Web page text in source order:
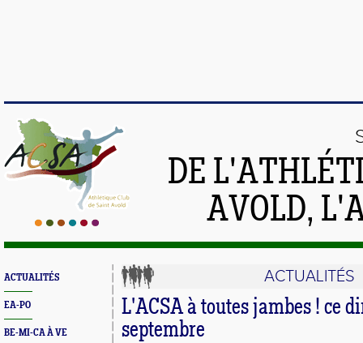
DE
AVOLD,
ACTUALITÉS
EA-PO
BE-MI-CA À VE
ACTUALITÉS
L'ACSA à toutes jambes ! ce
septembre